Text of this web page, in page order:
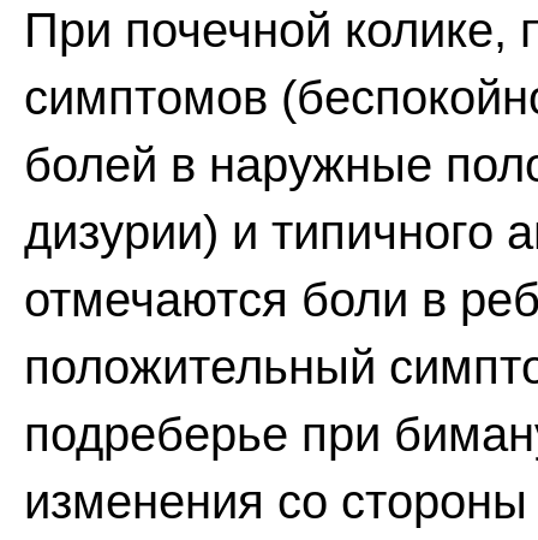
При почечной колике,
симптомов
болей в наружные
дизурии) и типичного
отмечаются боли в
положительный
подреберье при
изменения со